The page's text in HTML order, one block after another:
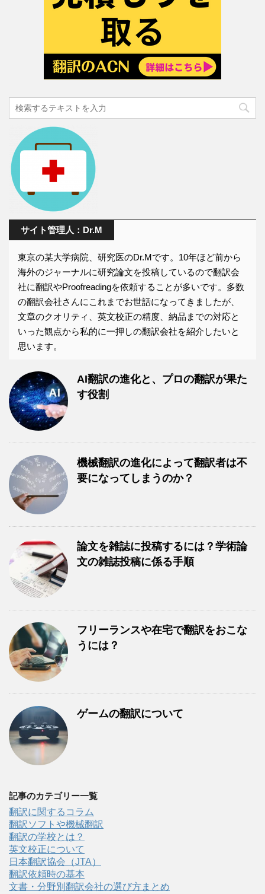
サイト管理人：Dr.M
東京の某大学病院、研究医のDr.Mです。10年ほど前から
海外のジャーナルに研究論文を投稿しているので翻訳会
社に翻訳やProofreadingを依頼することが多いです。多数
の翻訳会社さんにこれまでお世話になってきましたが、
文章のクオリティ、英文校正の精度、納品までの対応と
いった観点から私的に一押しの翻訳会社を紹介したいと
思います。
AI翻訳の進化と、プロの翻訳が果た
す役割
機械翻訳の進化によって翻訳者は不
要になってしまうのか？
論文を雑誌に投稿するには？学術論
文の雑誌投稿に係る手順
フリーランスや在宅で翻訳をおこな
うには？
ゲームの翻訳について
記事のカテゴリー一覧
翻訳に関するコラム
翻訳ソフトや機械翻訳
翻訳の学校とは？
英文校正について
日本翻訳協会（JTA）
翻訳依頼時の基本
文書・分野別翻訳会社の選び方まとめ